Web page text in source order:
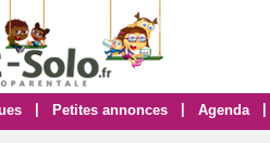
Petites annonces Agenda